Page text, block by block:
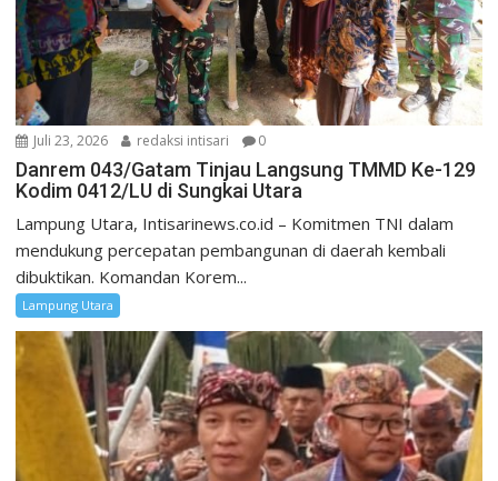
Juli 23, 2026 redaksi intisari 0
Danrem 043/Gatam Tinjau Langsung TMMD Ke-129
Kodim 0412/LU di Sungkai Utara
Lampung Utara, Intisarinews.co.id – Komitmen TNI dalam
mendukung percepatan pembangunan di daerah kembali
dibuktikan. Komandan Korem...
Lampung Utara